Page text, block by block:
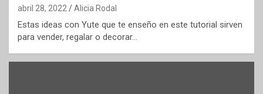
abril 28, 2022 Alicia Rodal
Estas ideas con Yute que te enseño en este tutorial sirven
para vender, regalar o decorar…